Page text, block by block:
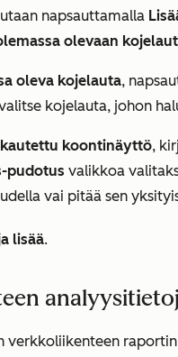
napsauttamalla
olevaan
oleva kojelauta,
kojelauta, johon
koontinäyttö,
pudotus valikkoa
vai pitää sen
lisää.
verkkoliikenteen